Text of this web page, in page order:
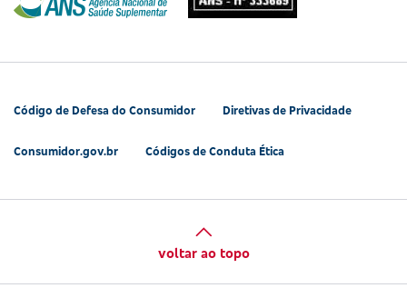
Código de Defesa do Consumidor Diretivas de Privacidade
Consumidor.gov.br Códigos de Conduta Ética
voltar ao topo